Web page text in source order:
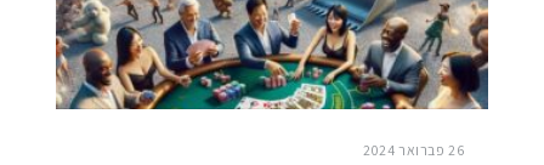
26 פברואר 2024